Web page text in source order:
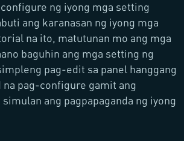
ng iyong mga setting
ang karanasan ng iyong mga
na ito, matutunan mo ang mga
baguhin ang mga setting ng
pag-edit sa panel hanggang
na pag-configure gamit ang
simulan ang pagpapaganda ng iyong